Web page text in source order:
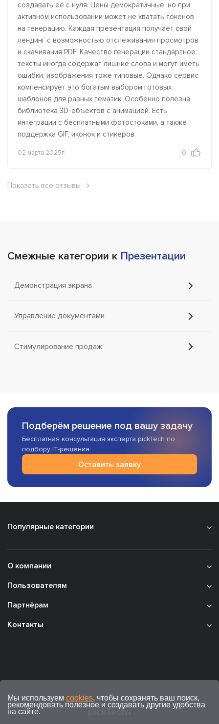
создавать её с нуля. Цены демократичные, но при
активном использовании может не хватать токенов
на генерацию. Каждая презентация получает свой
лендинг с возможностью отслеживания просмотров
и скачивания PDF. Качество генерации стандартное:
тексты иногда содержат лишние слова и могут иметь
ошибки, изображения тоже типовые. Однако сервис
компенсирует это богатым выбором готовых
шаблонов для разных тематик. Особенно полезна
библиотека 3D-объектов с анимацией. Есть
интеграции с бесплатными фотостоками, а также
поддержка GIF, иконок и стикеров.
02 марта 2025г. 0
Показать все отзывы
Смежные категории к Презентации
Демонстрация экрана
Управление документами
Стимулирование продаж
Подберём решение под вашу задачу
Бесплатная консультация эксперта pickTech по
подбору IT-решения
Оставить заявку
Популярные категории
О компании
Пользователям
Партнёрам
Контакты
Мы используем cookies, чтобы сохранять ваш поиск,
рекомендовать полезное и создавать другие удобства
на сайте.